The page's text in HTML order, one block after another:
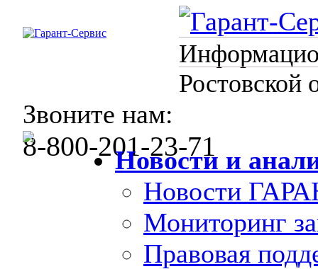
Ростовской
Звоните нам:
8-800-201-23-71
Новости и
Новости
Мониторинг
Правовая